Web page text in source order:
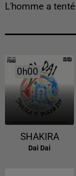
L'homme a
0h00
0h00
SHAKIRA
Dai Dai